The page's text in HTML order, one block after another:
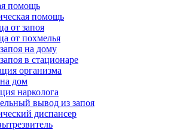
помощь
помощь
от запоя
от похмелья
на дому
в стационаре
организма
дом
нарколога
вывод из запоя
диспансер